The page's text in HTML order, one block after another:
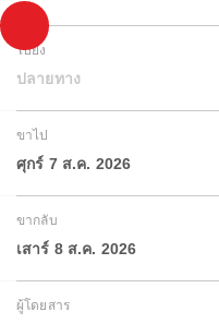
ไปยัง
ปลายทาง
ขาไป
ศุกร์ 7 ส.ค. 2026
ขากลับ
เสาร์ 8 ส.ค. 2026
ผู้โดยสาร